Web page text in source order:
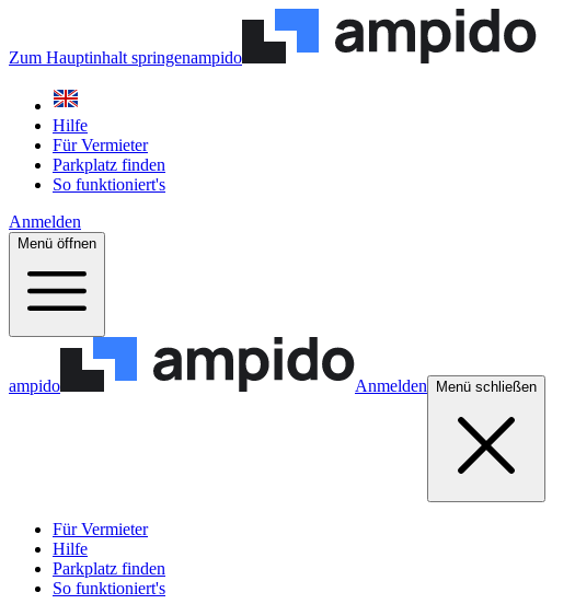
Zum Hauptinhalt springenampido
Hilfe
Für Vermieter
Parkplatz finden
So funktioniert's
Anmelden
Menü öffnen
ampido Anmelden Menü schließen
Für Vermieter
Hilfe
Parkplatz finden
So funktioniert's